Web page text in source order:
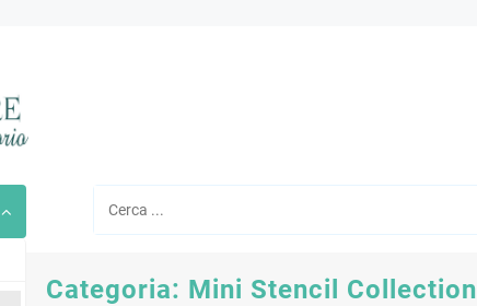
Categoria: Mini Stencil Collection